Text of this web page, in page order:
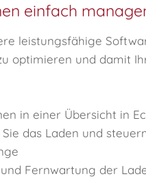
einfach
leistungsfähige
optimieren und damit
in einer Übersicht in
das Laden und
Fernwartung der